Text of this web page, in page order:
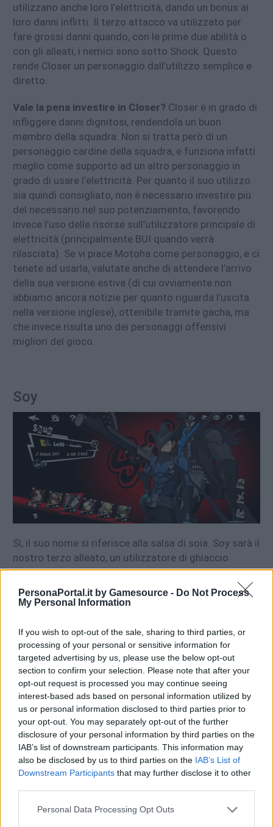
PersonaPortal.it by Gamesource - Do Not Process
My Personal Information
If you wish to opt-out of the sale, sharing to third parties, or
processing of your personal or sensitive information for
targeted advertising by us, please use the below opt-out
section to confirm your selection. Please note that after your
opt-out request is processed you may continue seeing
interest-based ads based on personal information utilized by
us or personal information disclosed to third parties prior to
your opt-out. You may separately opt-out of the further
disclosure of your personal information by third parties on the
IAB’s list of downstream participants. This information may
also be disclosed by us to third parties on the IAB’s List of
Downstream Participants that may further disclose it to other
Personal Data Processing Opt Outs
utilizzano anche loro l’elettricità, dando un bonus ai
loro danni inflitti. Il terzo attacco va utilizzato per
fare grossi danni quando, con le prime due abilità o
con gli alleati, i nemici sono sotto Shock. Questo
rende Closer un personaggio dall’utilizzo semplice e
diretto.
Vale la pena investire in Closer? Closer è in grado di
infliggere danni dignitosi, rendendola un buon
membro della squadra. Non si tratta però di un
personaggio cardine della squadra, e funziona infatti
meglio come supporto ad un altro personaggio in
grado di usare l’elettricità. Per quanto il suo utilizzo
sia quindi consigliato, non è necessario investire più
del necessario nel suo potenziamento, favorendo
invece l’uso delle risorse sull’utilizzatore principale di
elettricità (principalmente BUI quando verrà
rilasciata). Se vi piace Motoha come personaggio, e ci
tenete ad usarla, valutate anche di attendere l’arrivo
della sua versione estiva (di cui ovviamente non
abbiamo ancora notizie per quanto riguarda l’uscita
nella versione inglese), ottenibile tramite gacha, ma
che invece risulta uno dei personaggi offensivi
migliori del gioco.
Soy
Sì, il suo nome si riferisce alla salsa di soia. Soy sarà il
nostro terzo alleato, un utilizzatore di ghiaccio
capace di dare supporto agli alleati. Questa capacità
gli dà un ruolo unico nel gruppo.
Abilità
Iceberg Hatchet(20 SP)
Infligge il 55,6% degli HP massimi come danni di
ghiaccio a un nemico, con il 70% di probabilità di
infliggere Freeze.
Smash Hit(6% degli HP massimi)
Infligge il 56,9% degli HP massimi come danni fisici
ad un nemico, diminuendo la sua difesa del 30% per 2
turni. Quando sotto effetto diWilderness Saviorla
diminuzione della difesa di questo effetto diventa